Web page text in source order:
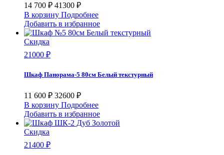
14 700 ₽ 41300 ₽
В корзину Подробнее
Добавить в избранное
Скидка
21000 ₽
Шкаф Панорама-5 80см Белый текстурный
11 600 ₽ 32600 ₽
В корзину Подробнее
Добавить в избранное
Скидка
21400 ₽